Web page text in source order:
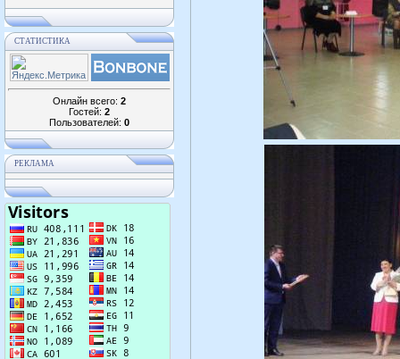
СТАТИСТИКА
Онлайн всего: 2
Гостей: 2
Пользователей: 0
РЕКЛАМА